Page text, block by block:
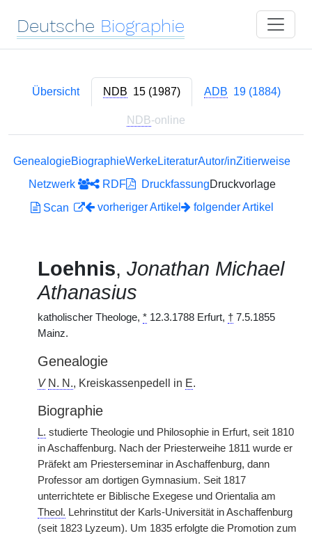
Deutsche Biographie
Übersicht NDB 15 (1987) ADB 19 (1884)
NDB-online
GenealogieBiographieWerkeLiteraturAutor/inZitierweise
Netzwerk
RDF DruckfassungDruckvorlage
Scan
vorheriger Artikel folgender Artikel
Loehnis, Jonathan Michael
Athanasius
katholischer Theologe, * 12.3.1788 Erfurt, † 7.5.1855
Mainz.
Genealogie
V N. N., Kreiskassenpedell in E.
Biographie
L. studierte Theologie und Philosophie in Erfurt, seit 1810
in Aschaffenburg. Nach der Priesterweihe 1811 wurde er
Präfekt am Priesterseminar in Aschaffenburg, dann
Professor am dortigen Gymnasium. Seit 1817
unterrichtete er Biblische Exegese und Orientalia am
Theol. Lehrinstitut der Karls-Universität in Aschaffenburg
(seit 1823 Lyzeum). Um 1835 erfolgte die Promotion zum